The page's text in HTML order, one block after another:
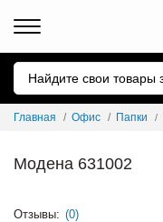
Главная Офис Папки
Модена 631002
Отзывы: (0)